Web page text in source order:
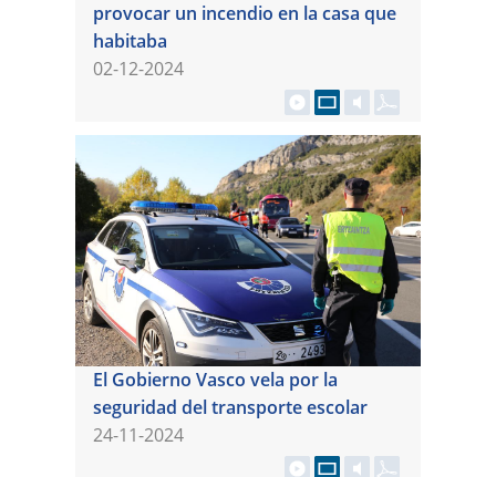
provocar un incendio en la casa que
habitaba
02-12-2024
El Gobierno Vasco vela por la
seguridad del transporte escolar
24-11-2024